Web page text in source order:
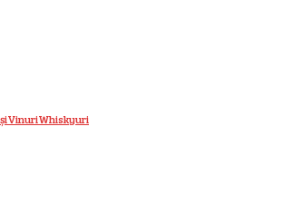
șiVinuriWhiskyuri